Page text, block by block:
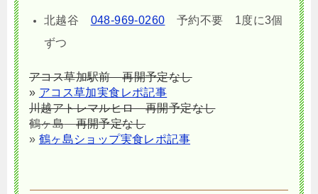
北越谷 048-969-0260 予約不要 1度に3個
ずつ
アコス草加駅前 再開予定なし
» アコス草加実食レポ記事
川越アトレマルヒロ 再開予定なし
鶴ヶ島
再開予定なし
» 鶴ヶ島ショップ実食レポ記事